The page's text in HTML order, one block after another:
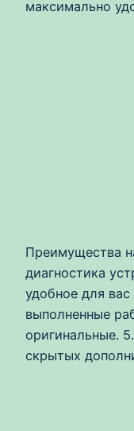
максимально
Преимущества
диагностика
удобное для вас
выполненные
оригинальные.
скрытых